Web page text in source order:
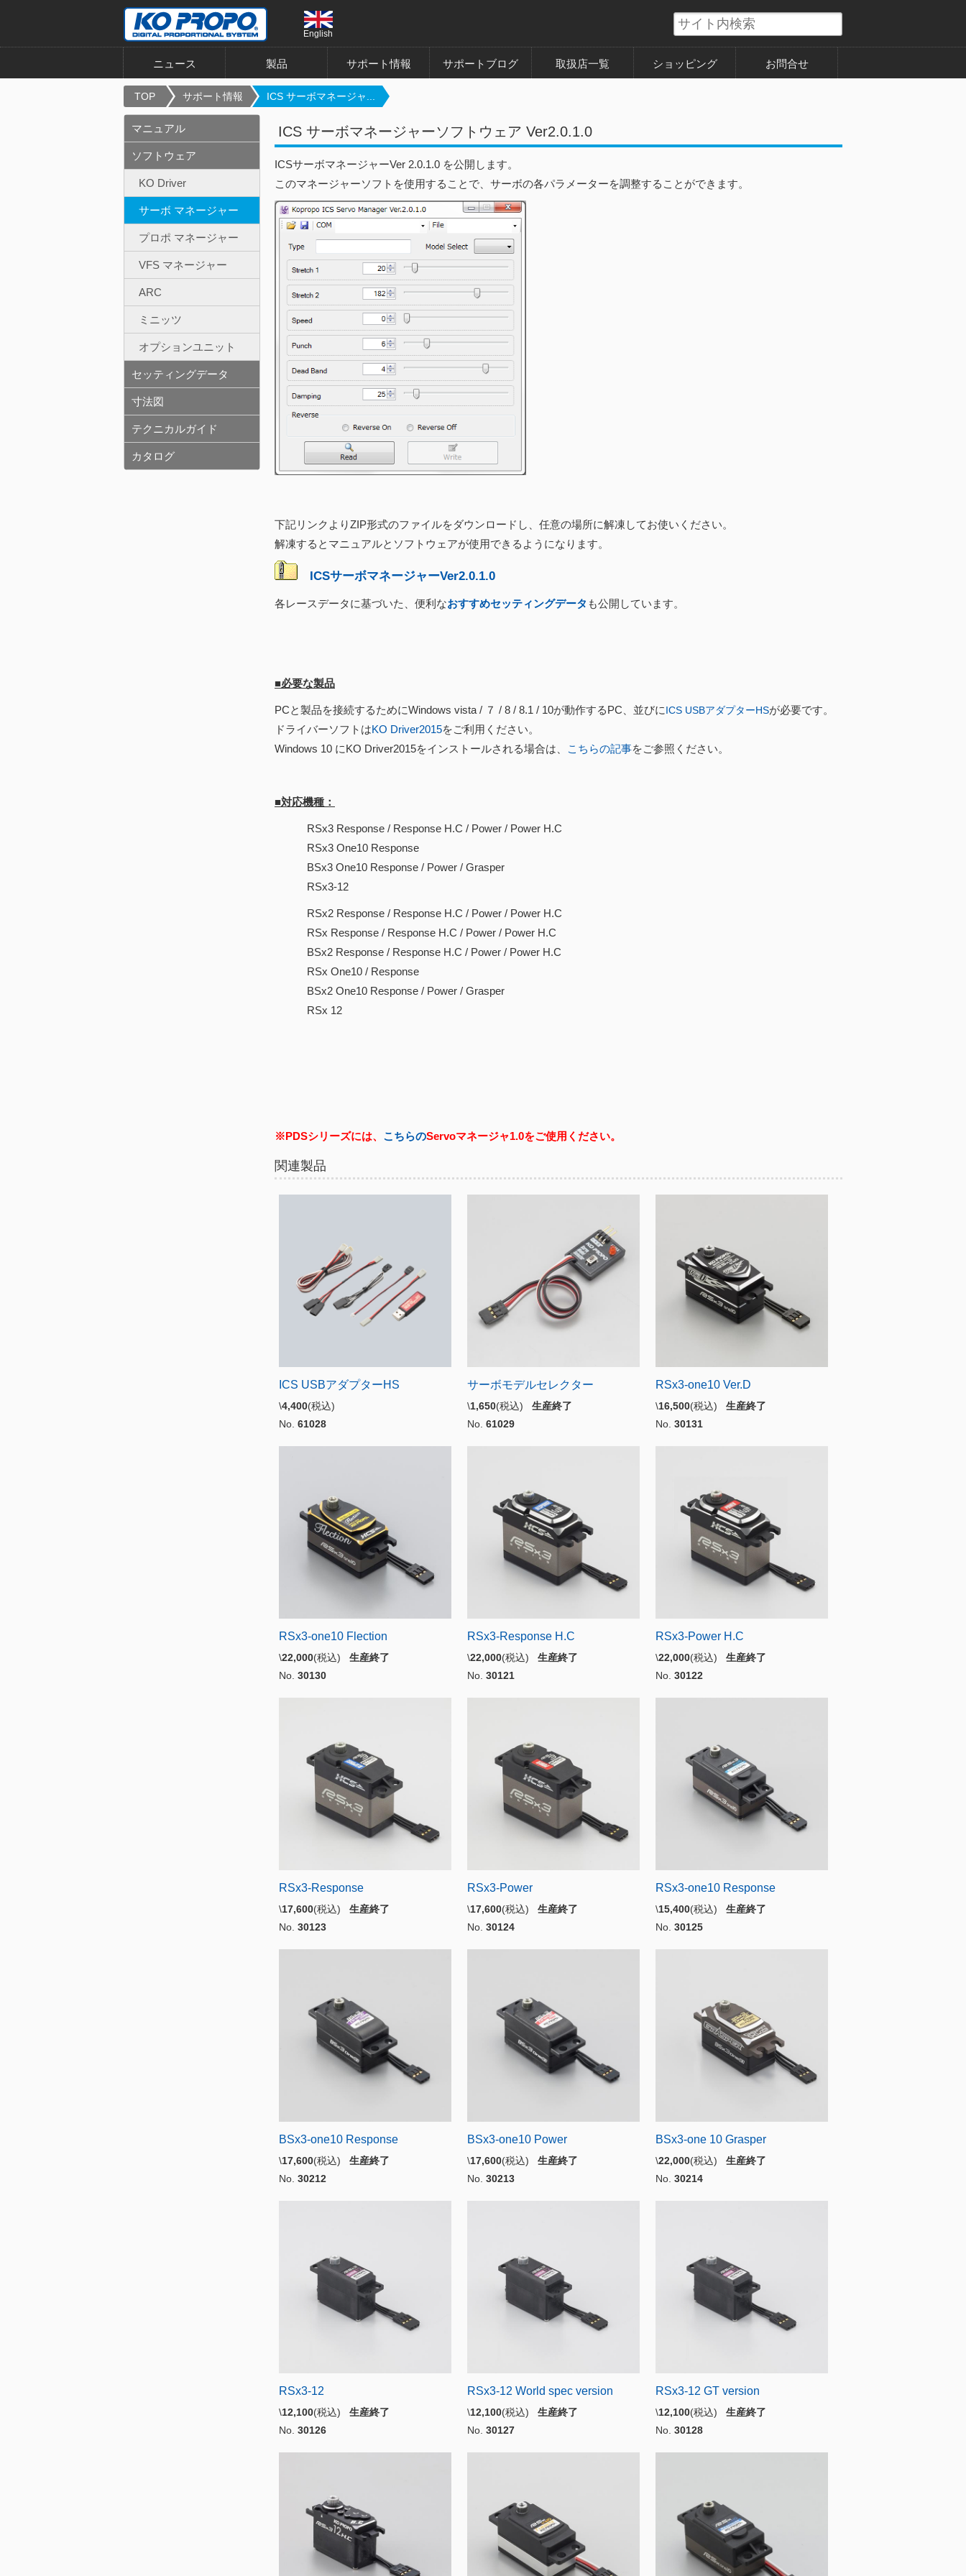
English
ニュース 製品 サポート情報 サポートブログ 取扱店一覧 ショッピング お問合せ
TOP サポート情報 ICS サーボマネージャ...
ICS サーボマネージャーソフトウェア Ver2.0.1.0
ICSサーボマネージャーVer 2.0.1.0 を公開します。
このマネージャーソフトを使用することで、サーボの各パラメーターを調整することができます。
下記リンクよりZIP形式のファイルをダウンロードし、任意の場所に解凍してお使いください。
解凍するとマニュアルとソフトウェアが使用できるようになります。
ICSサーボマネージャーVer2.0.1.0
各レースデータに基づいた、便利なおすすめセッティングデータ も公開しています。
■必要な製品
PCと製品を接続するためにWindows vista / ７ / 8 / 8.1 / 10が動作するPC、並びにICS USBアダプターHSが必要です。
ドライバーソフトはKO Driver2015をご利用ください。
Windows 10 にKO Driver2015をインストールされる場合は、
こちらの記事をご参照ください。
■対応機種：
RSx3 Response / Response H.C / Power / Power H.C
RSx3 One10 Response
BSx3 One10 Response / Power / Grasper
RSx3-12
RSx2 Response / Response H.C / Power / Power H.C
RSx Response / Response H.C / Power / Power H.C
BSx2 Response / Response H.C / Power / Power H.C
RSx One10 / Response
BSx2 One10 Response / Power / Grasper
RSx 12
※PDSシリーズには、 こちらのServoマネージャ1.0をご使用ください。
関連製品
ICS USBアダプターHS
\4,400(税込)
No. 61028
サーボモデルセレクター
\1,650(税込) 生産終了
No. 61029
RSx3-one10 Ver.D
\16,500(税込) 生産終了
No. 30131
RSx3-one10 Flection
\22,000(税込) 生産終了
No. 30130
RSx3-Response H.C
\22,000(税込) 生産終了
No. 30121
RSx3-Power H.C
\22,000(税込) 生産終了
No. 30122
RSx3-Response
\17,600(税込) 生産終了
No. 30123
RSx3-Power
\17,600(税込) 生産終了
No. 30124
RSx3-one10 Response
\15,400(税込) 生産終了
No. 30125
BSx3-one10 Response
\17,600(税込) 生産終了
No. 30212
BSx3-one10 Power
\17,600(税込) 生産終了
No. 30213
BSx3-one 10 Grasper
\22,000(税込) 生産終了
No. 30214
RSx3-12
\12,100(税込) 生産終了
No. 30126
RSx3-12 World spec version
\12,100(税込) 生産終了
No. 30127
RSx3-12 GT version
\12,100(税込) 生産終了
No. 30128
マニュアル
ソフトウェア
KO Driver
サーボ マネージャー
プロポ マネージャー
VFS マネージャー
ARC
ミニッツ
オプションユニット
セッティングデータ
寸法図
テクニカルガイド
カタログ